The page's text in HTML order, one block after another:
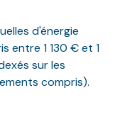
d'énergie
entre 1 130 € et 1
sur les
compris).